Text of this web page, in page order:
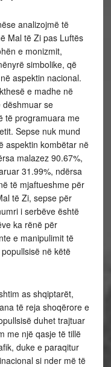
analizojmë të
Mal të Zi pas Luftës
e monizmit,
simbolike, që
aspektin nacional.
e madhe në
dëshmuar se
të programuara me
Sepse nuk mund
aspektin kombëtar në
malazez 90.67%,
31.99%, ndërsa
të mjaftueshme për
të Zi, sepse për
i serbëve është
ka rënë për
e manipulimit të
në këtë
as shqiptarët,
të reja shoqërore e
duhet trajtuar
me një qasje të tillë
duke e paraqitur
si nder më të